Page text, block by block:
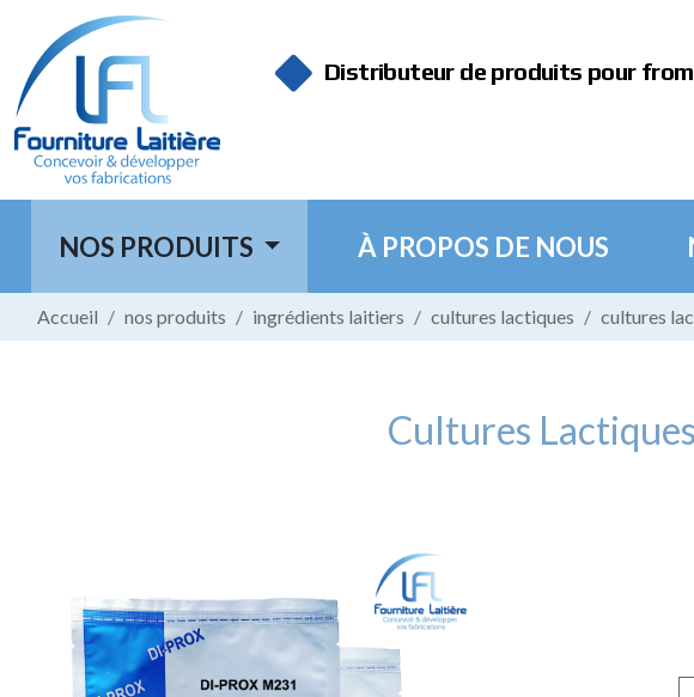
Distributeur de produits pour
NOS PRODUITS À PROPOS DE NOUS
Accueil nos produits ingrédients laitiers cultures lactiques cultures
Cultures
Panneau de gestion des cookies